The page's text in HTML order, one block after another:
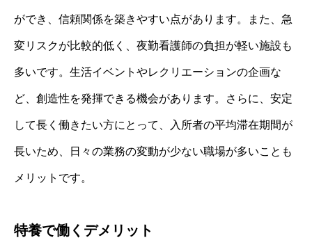
ができ、信頼関係を築きやすい点があります。また、急
変リスクが比較的低く、夜勤看護師の負担が軽い施設も
多いです。生活イベントやレクリエーションの企画な
ど、創造性を発揮できる機会があります。さらに、安定
して長く働きたい方にとって、入所者の平均滞在期間が
長いため、日々の業務の変動が少ない職場が多いことも
メリットです。
特養で働くデメリット